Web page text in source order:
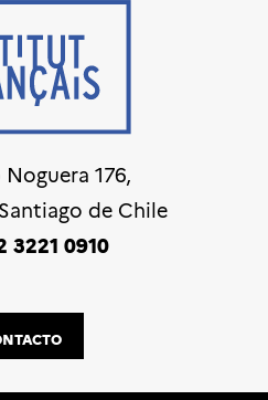
Noguera 176,
de Chile
3221 0910